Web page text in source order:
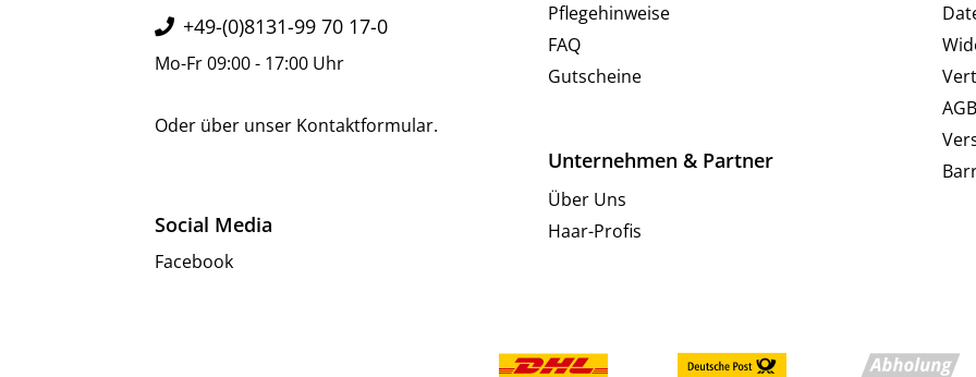
+49-(0)8131-99 70 17-0
Mo-Fr 09:00 - 17:00 Uhr
Oder über unser Kontaktformular.
Social Media
Facebook
Pflegehinweise
FAQ
Gutscheine
Unternehmen & Partner
Über Uns
Haar-Profis
AGB